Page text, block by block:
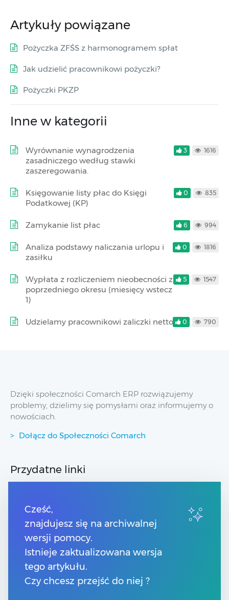
Artykuły powiązane
Pożyczka ZFŚS z harmonogramem spłat
Jak udzielić pracownikowi pożyczki?
Pożyczki PKZP
Inne w kategorii
Wyrównanie wynagrodzenia
zasadniczego według stawki
zaszeregowania.
3 1616
Księgowanie listy płac do Księgi
Podatkowej (KP)
0 835
Zamykanie list płac 6 994
Analiza podstawy naliczania urlopu i
zasiłku
0 1816
Wypłata z rozliczeniem nieobecności z
poprzedniego okresu (miesięcy wstecz
1)
5 1547
Udzielamy pracownikowi zaliczki netto 0 790
Dzięki społeczności Comarch ERP rozwiązujemy
problemy, dzielimy się pomysłami oraz informujemy o
nowościach.
Dołącz do Społeczności Comarch
Przydatne linki
Strony dla Klientów
Strony dla Partnerów
Pomoc Comarch ERP XT
Pomoc Comarch e-Sklep
Pomoc Comarch HRM
Kontakt
Cześć,
znajdujesz się na archiwalnej
wersji pomocy.
Istnieje zaktualizowana wersja
tego artykułu.
Czy chcesz przejść do niej ?